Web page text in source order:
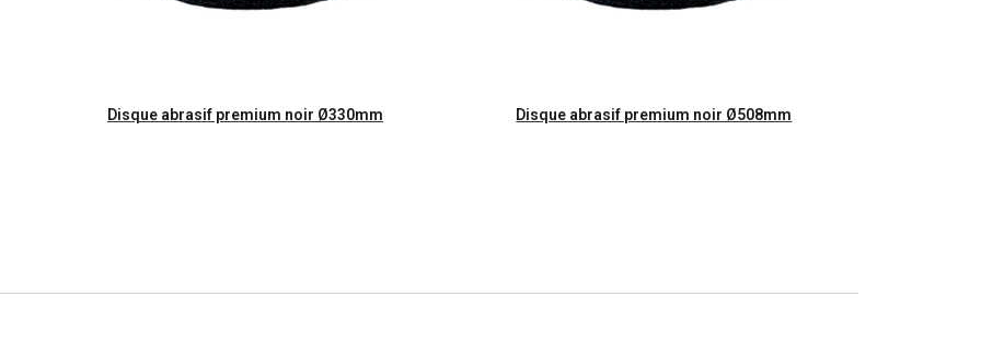
Aperçu rapide
Disque abrasif premium noir Ø330mm Aperçu rapide
Disque abrasif premium noir Ø508mm